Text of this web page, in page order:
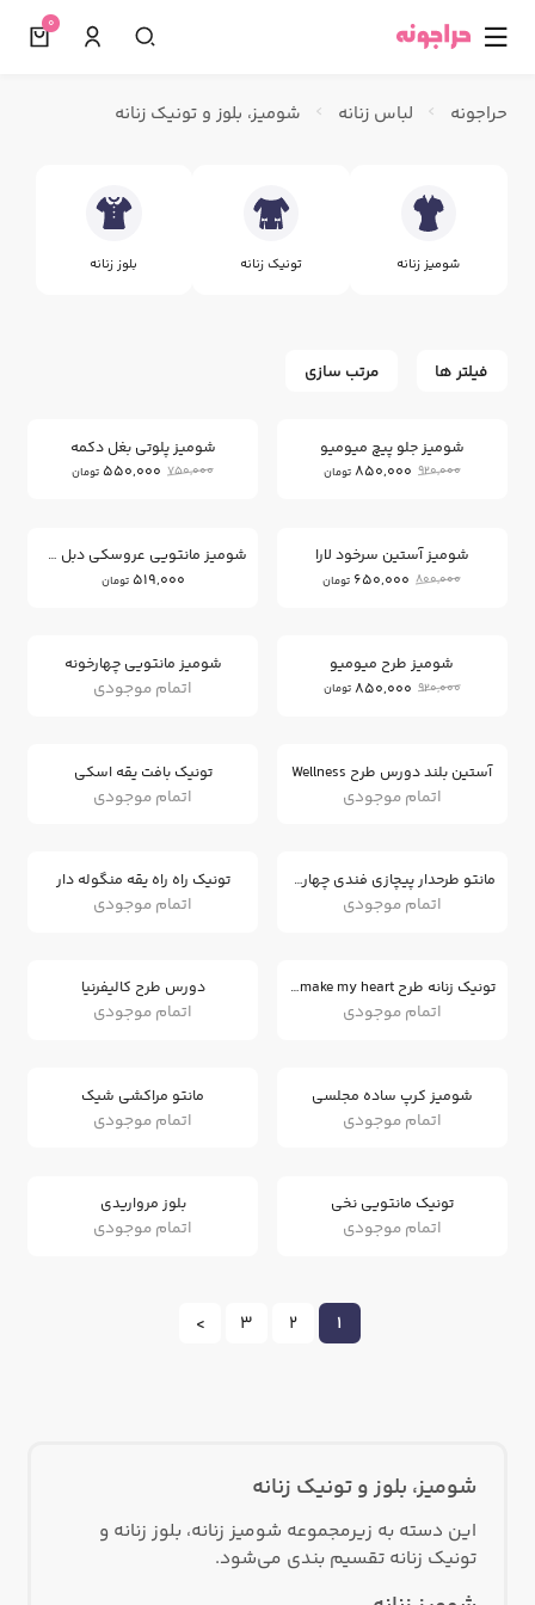
☰
0
حراجونه لباس زنانه شومیز، بلوز و تونیک زنانه
شومیز زنانه تونیک زنانه بلوز زنانه
فیلتر ها مرتب سازی
شومیز جلو پیچ میومیو
920,000
850,000 تومان
شومیز پلوتی بغل دکمه
750,000
550,000 تومان
شومیز آستین سرخود لارا
800,000
650,000 تومان
شومیز مانتویی عروسکی دبل فیس
519,000 تومان
شومیز طرح میومیو
920,000
850,000 تومان
شومیز مانتویی چهارخونه
اتمام موجودی
آستین بلند دورس طرح Wellness
اتمام موجودی
تونیک بافت یقه اسکی
اتمام موجودی
مانتو طرحدار پیچازی فندی چهارخونه
اتمام موجودی
تونیک راه راه یقه منگوله دار
اتمام موجودی
تونیک زنانه طرح You make my heart
اتمام موجودی
دورس طرح کالیفرنیا
اتمام موجودی
شومیز کرپ ساده مجلسی
اتمام موجودی
مانتو مراکشی شیک
اتمام موجودی
تونیک مانتویی نخی
اتمام موجودی
بلوز مرواریدی
اتمام موجودی
1
2
3
>
شومیز، بلوز و تونیک زنانه
این دسته به زیرمجموعه شومیز زنانه، بلوز زنانه و
تونیک زنانه تقسیم بندی می‌شود.